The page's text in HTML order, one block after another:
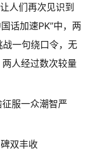
人们再次见识到
话加速PK”中，两
一句绕口令，无
人经过数次较量
双丰收